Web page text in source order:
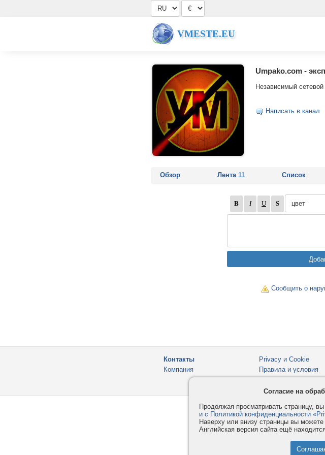
VMESTE.EU
Umpako.com -
Независимый
Написать в канал
Обзор Лента11 Список
Сообщить о
Контакты
Компания
Privacy и Cookie
Правила и условия
Согласие на
Продолжая просматривать страницу,
и с Политикой конфиденциальности
Наверху или внизу страницы вы можете
Английская версия сайта ещё